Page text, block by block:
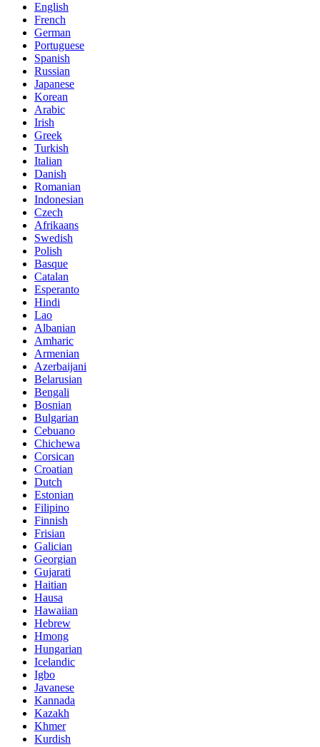
English
French
German
Portuguese
Spanish
Russian
Japanese
Korean
Arabic
Irish
Greek
Turkish
Italian
Danish
Romanian
Indonesian
Czech
Afrikaans
Swedish
Polish
Basque
Catalan
Esperanto
Hindi
Lao
Albanian
Amharic
Armenian
Azerbaijani
Belarusian
Bengali
Bosnian
Bulgarian
Cebuano
Chichewa
Corsican
Croatian
Dutch
Estonian
Filipino
Finnish
Frisian
Galician
Georgian
Gujarati
Haitian
Hausa
Hawaiian
Hebrew
Hmong
Hungarian
Icelandic
Igbo
Javanese
Kannada
Kazakh
Khmer
Kurdish